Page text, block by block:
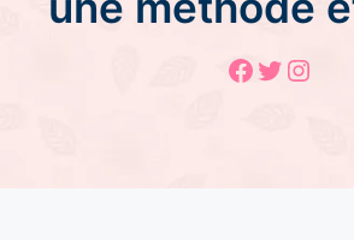
Facebook
Twitter